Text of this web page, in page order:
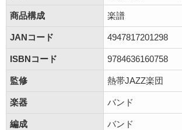
商品構成 楽譜
JANコード 4947817201298
ISBNコード 9784636160758
監修 熱帯JAZZ楽団
楽器 バンド
編成 バンド